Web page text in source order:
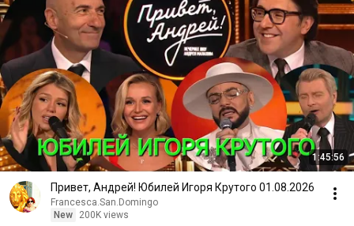
1:45:56
Привет, Андрей! Юбилей Игоря Крутого 01.08.2026
Francesca.San.Domingo
New
200K views